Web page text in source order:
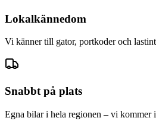
Lokalkännedom
Vi känner till gator, portkoder och
Snabbt på plats
Egna bilar i hela regionen – vi kommer